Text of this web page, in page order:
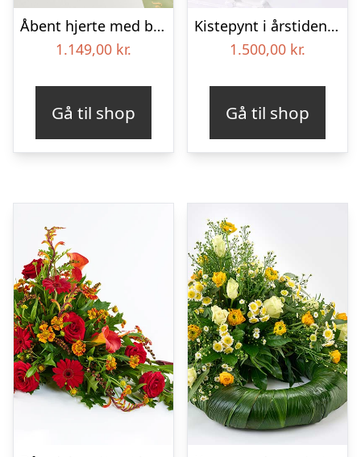
Åbent hjerte med bånd – Floristens kreative valg
1.149,00 kr.
Gå til shop
Kistepynt i årstidens blomster – Blomster til begravelse
1.500,00 kr.
Gå til shop